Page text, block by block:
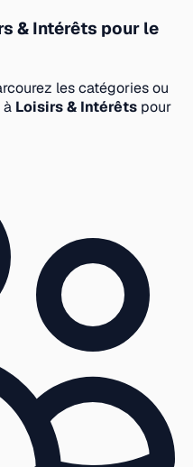
& Intérêts pour le
les catégories ou
à Loisirs & Intérêts pour